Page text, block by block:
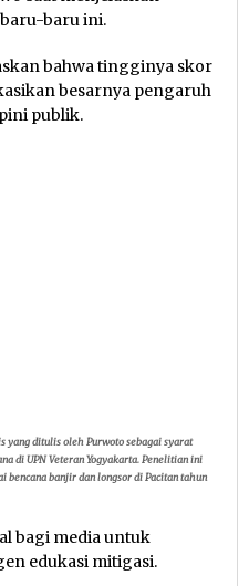
baru ini.
bahwa tingginya skor
besarnya pengaruh
publik.
yang ditulis oleh Purwoto sebagai syarat
di UPN Veteran Yogyakarta. Penelitian ini
bencana banjir dan longsor di Pacitan tahun
bagi media untuk
edukasi mitigasi.